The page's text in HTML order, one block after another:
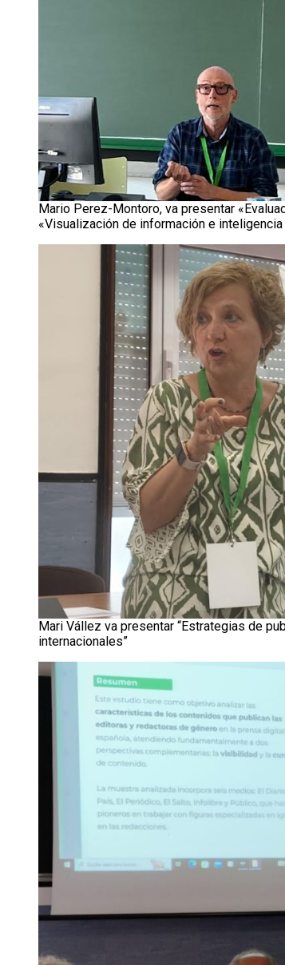
Mario Perez-Montoro, va presentar
«Visualización de información e
Mari Vállez va presentar “Estrategias de
internacionales”